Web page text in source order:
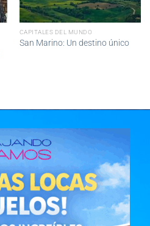
CAPITALES DEL MUNDO
San Marino: Un destino único